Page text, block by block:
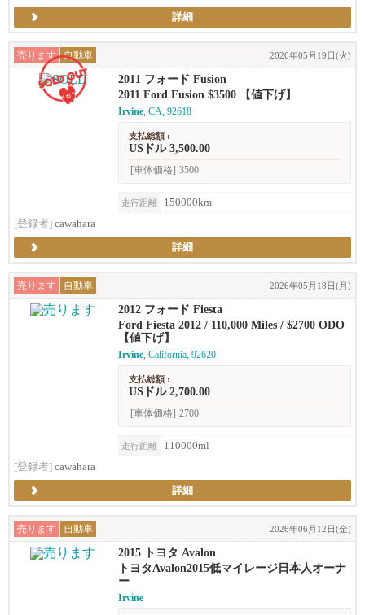
詳細
売ります 自動車 2026年05月19日(火)
2011 フォード Fusion
2011 Ford Fusion $3500 【値下げ】
Irvine, CA, 92618
支払総額 :
USドル 3,500.00
[車体価格] 3500
走行距離
150000km
[登録者] cawahara
詳細
売ります 自動車 2026年05月18日(月)
2012 フォード Fiesta
Ford Fiesta 2012 / 110,000 Miles / $2700 ODO
【値下げ】
Irvine, California, 92620
支払総額 :
USドル 2,700.00
[車体価格] 2700
走行距離
110000ml
[登録者] cawahara
詳細
売ります 自動車 2026年06月12日(金)
2015 トヨタ Avalon
トヨタAvalon2015低マイレージ日本人オーナ
ー
Irvine